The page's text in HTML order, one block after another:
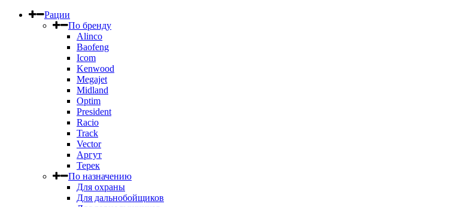
Рации
По бренду
Alinco
Baofeng
Icom
Kenwood
Megajet
Midland
Optim
President
Racio
Track
Vector
Аргут
Терек
По назначению
Для охраны
Для дальнобойщиков